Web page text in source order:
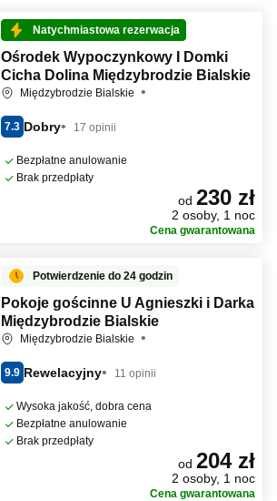
Natychmiastowa rezerwacja
Ośrodek Wypoczynkowy I Domki
Cicha Dolina Międzybrodzie Bialskie
Międzybrodzie Bialskie
7.3 Dobry 17 opinii
Bezpłatne anulowanie
Brak przedpłaty
od 230 zł
2 osoby, 1 noc
Cena gwarantowana
Potwierdzenie do 24 godzin
Pokoje gościnne U Agnieszki i Darka
Międzybrodzie Bialskie
Międzybrodzie Bialskie
9.9 Rewelacyjny 11 opinii
Wysoka jakość, dobra cena
Bezpłatne anulowanie
Brak przedpłaty
od 204 zł
2 osoby, 1 noc
Cena gwarantowana